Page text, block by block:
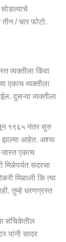
तीन / चार फोटो.
व्यक्तीला किंवा
एकाच व्यक्तीला
दुसऱ्या व्यक्तीला
जून १९६५ नंतर सुरु
आहेत. अश्या
जास्त एकाच
मिळेपर्यत सदरचा
मिळाली कि त्या
तुम्हे धरणग्रस्त
संचिकेतील
यांनी सादर